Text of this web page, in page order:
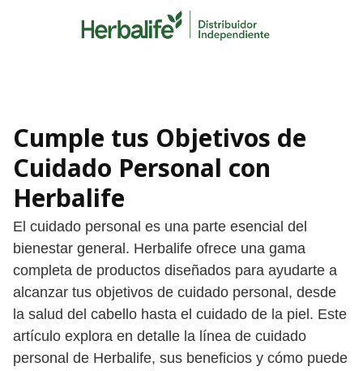
Cumple tus Objetivos de
Cuidado Personal con
Herbalife
El cuidado personal es una parte esencial del
bienestar general. Herbalife ofrece una gama
completa de productos diseñados para ayudarte a
alcanzar tus objetivos de cuidado personal, desde
la salud del cabello hasta el cuidado de la piel. Este
artículo explora en detalle la línea de cuidado
personal de Herbalife, sus beneficios y cómo puede